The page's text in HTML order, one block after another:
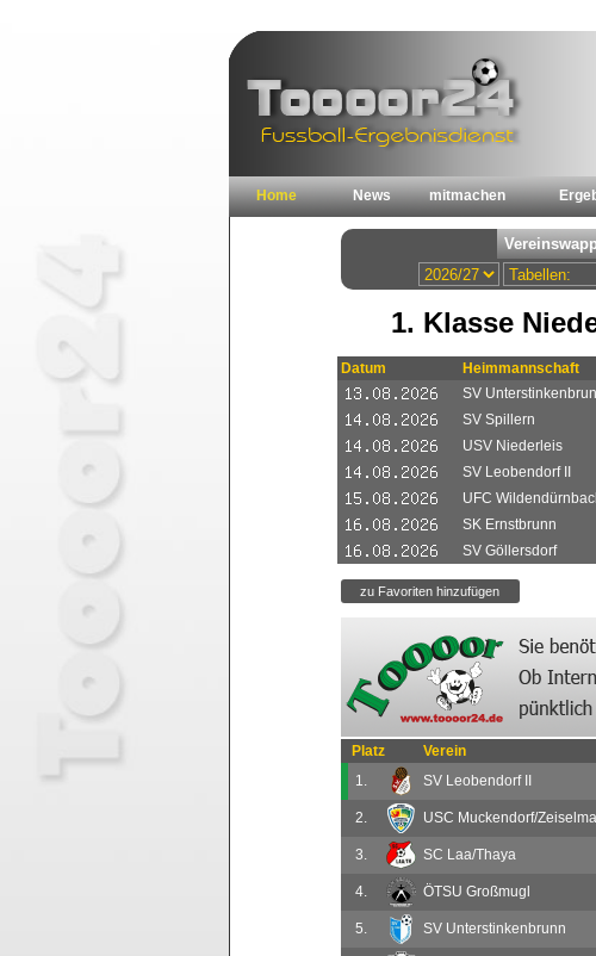
Home News mitmachen
1. Klasse
Datum Heimmannschaft
SV
SV Spillern
USV Niederleis
SV Leobendorf II
UFC
SK Ernstbrunn
SV Göllersdorf
Platz Verein
1.
SV Leobendorf II
2. USC Muckendorf/
3. SC Laa/Thaya
4. ÖTSU Großmugl
5. SV Unterstinkenbrunn